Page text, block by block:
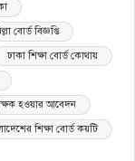
বোর্ড বিজ্ঞপ্তি
ঢাকা শিক্ষা বোর্ড কোথায়
হওয়ার আবেদন
শিক্ষা বোর্ড কয়টি